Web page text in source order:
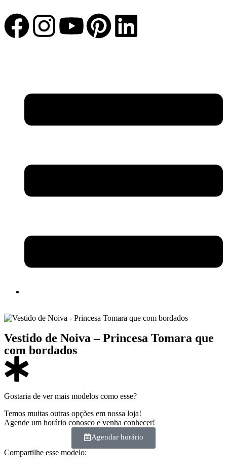
Vestido de Noiva – Princesa Tomara que
com bordados
Gostaria de ver mais modelos como esse?
Temos muitas outras opções em nossa loja!
Agende um horário conosco e venha conhecer!
Agendar horário
Compartilhe esse modelo: